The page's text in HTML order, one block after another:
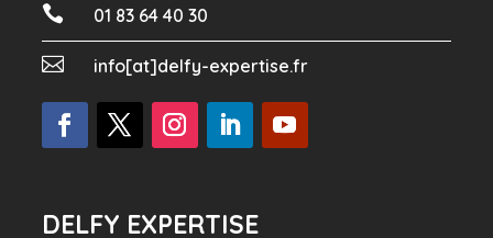
 01 83 64 40 30
 info[at]delfy-expertise.fr
DELFY EXPERTISE